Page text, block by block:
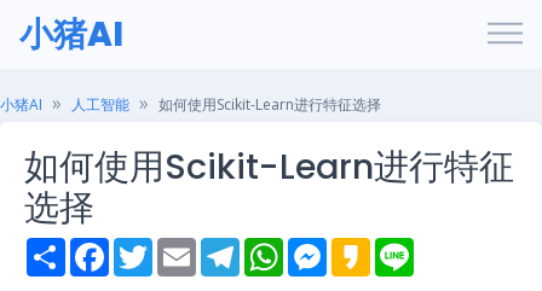
小猪AI
小猪AI 人工智能 如何使用Scikit-Learn进行特征选择
如何使用Scikit-Learn进行特征
选择
S
h
F
a
T
w
E
m
T
e
W
h
M
e
K
a